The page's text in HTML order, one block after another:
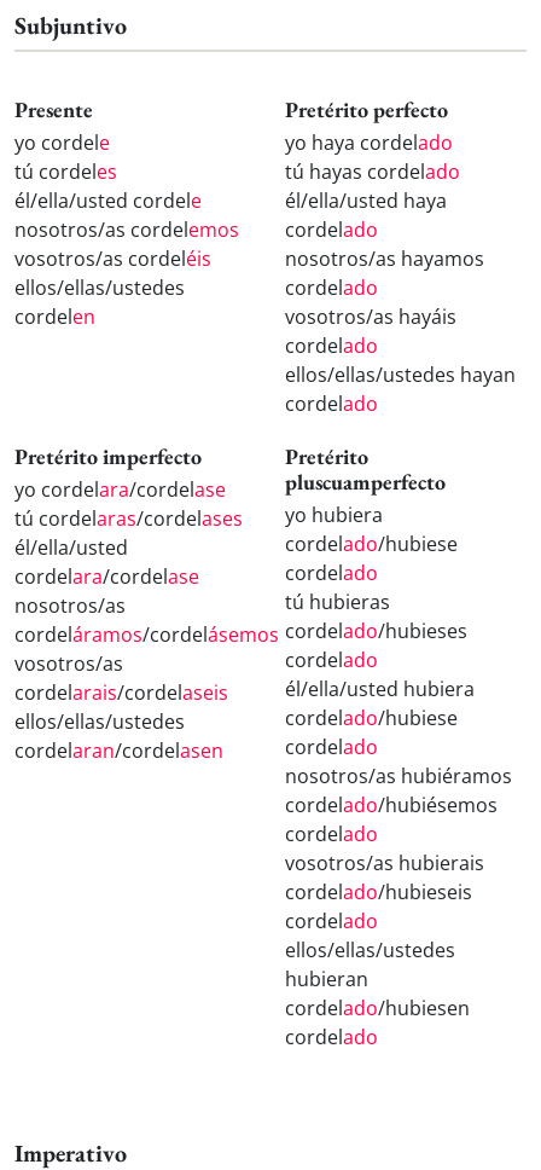
Subjuntivo
Presente
yo cordele
tú cordeles
él/ella/usted cordele
nosotros/as cordelemos
vosotros/as cordeléis
ellos/ellas/ustedes
cordelen
Pretérito perfecto
yo haya cordelado
tú hayas cordelado
él/ella/usted haya
cordelado
nosotros/as hayamos
cordelado
vosotros/as hayáis
cordelado
ellos/ellas/ustedes hayan
cordelado
Pretérito imperfecto
yo cordelara/cordelase
tú cordelaras/cordelases
él/ella/usted
cordelara/cordelase
nosotros/as
cordeláramos/cordelásemos
vosotros/as
cordelarais/cordelaseis
ellos/ellas/ustedes
cordelaran/cordelasen
Pretérito
pluscuamperfecto
yo hubiera
cordelado/hubiese
cordelado
tú hubieras
cordelado/hubieses
cordelado
él/ella/usted hubiera
cordelado/hubiese
cordelado
nosotros/as hubiéramos
cordelado/hubiésemos
cordelado
vosotros/as hubierais
cordelado/hubieseis
cordelado
ellos/ellas/ustedes
hubieran
cordelado/hubiesen
cordelado
Imperativo